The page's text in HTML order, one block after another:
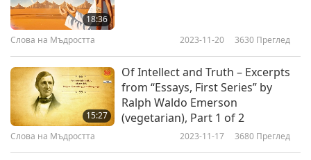
18:36
Слова на Мъдростта 2023-11-20 3630 Преглед
15:27
Of Intellect and Truth – Excerpts
from “Essays, First Series” by
Ralph Waldo Emerson
(vegetarian), Part 1 of 2
Слова на Мъдростта 2023-11-17 3680 Преглед